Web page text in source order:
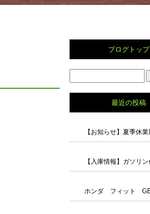
ブログトップ
最近の投稿